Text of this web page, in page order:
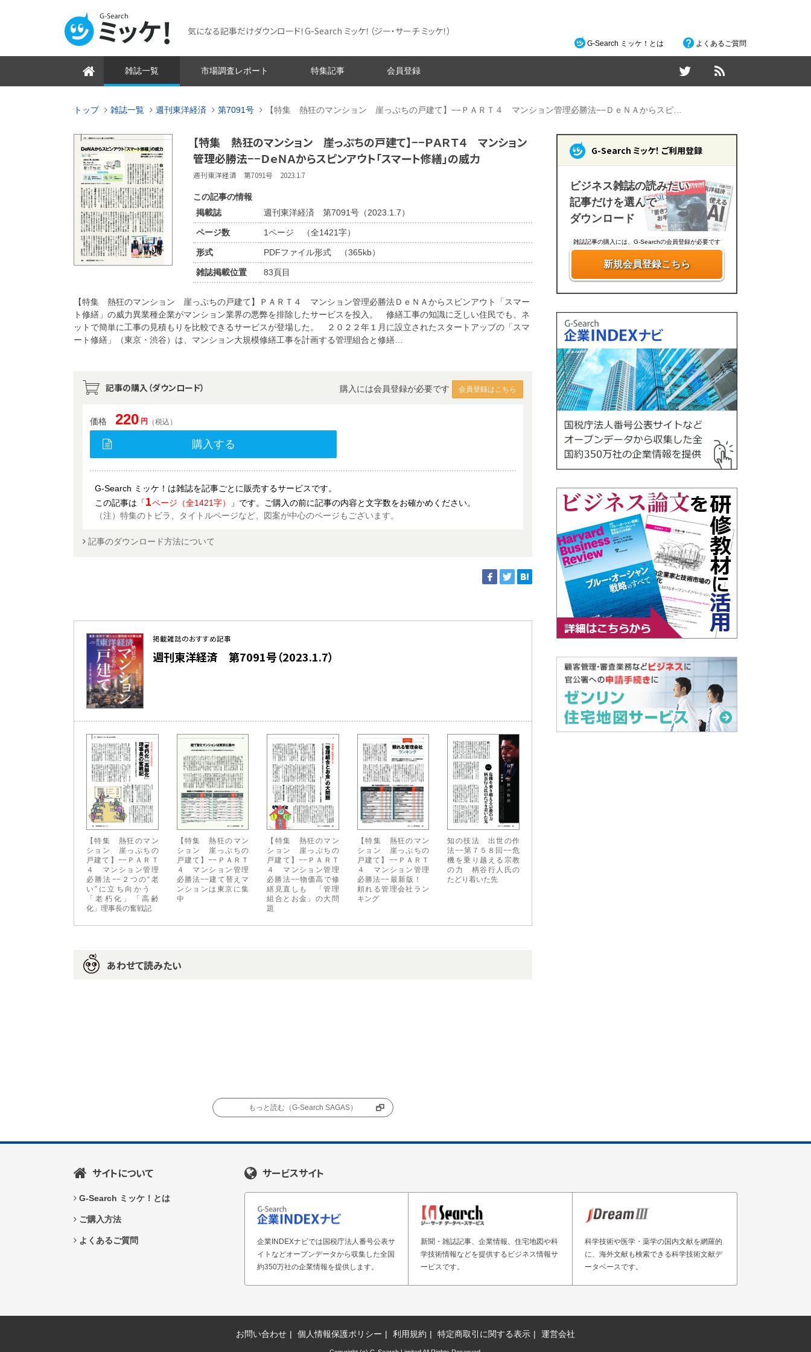
気になる記事だけダウンロード！G-Search ミッケ！ （ジー・サーチ ミッケ！）
G-Search ミッケ！とは よくあるご質問
雑誌一覧 市場調査レポート 特集記事 会員登録
トップ 雑誌一覧 週刊東洋経済 第7091号 【特集 熱狂のマンション 崖っぷちの戸建て】−−ＰＡＲＴ４ マンション管理必勝法−−ＤｅＮＡからスピ…
【特集 熱狂のマンション 崖っぷちの戸建て】−−ＰＡＲＴ４ マンション
管理必勝法−−ＤｅＮＡからスピンアウト「スマート修繕」の威力
週刊東洋経済 第7091号 2023.1.7
この記事の情報
掲載誌
週刊東洋経済 第7091号（2023.1.7）
ページ数 1ページ （全1421字）
形式 PDFファイル形式 （365kb）
雑誌掲載位置 83頁目
【特集 熱狂のマンション 崖っぷちの戸建て】ＰＡＲＴ４ マンション管理必勝法ＤｅＮＡからスピンアウト「スマー
ト修繕」の威力異業種企業がマンション業界の悪弊を排除したサービスを投入。 修繕工事の知識に乏しい住民でも、ネ
ットで簡単に工事の見積もりを比較できるサービスが登場した。 ２０２２年１月に設立されたスタートアップの「スマ
ート修繕」（東京・渋谷）は、マンション大規模修繕工事を計画する管理組合と修繕…
記事の購入（ダウンロード） 購入には会員登録が必要です 会員登録はこちら
価格 220 円 （税込）
購入する
G-Search ミッケ！は雑誌を記事ごとに販売するサービスです。
この記事は「1ページ（全1421字）
」です。ご購入の前に記事の内容と文字数をお確かめください。
（注）特集のトビラ、タイトルページなど、図案が中心のページもございます。
記事のダウンロード方法について
掲載雑誌のおすすめ記事
週刊東洋経済 第7091号（2023.1.7）
【特集 熱狂のマン
ション 崖っぷちの
戸建て】−−ＰＡＲＴ
４ マンション管理
必勝法−−２つの“老
い”に立ち向かう
「老朽化」「高齢
化」理事長の奮戦記
【特集 熱狂のマン
ション 崖っぷちの
戸建て】−−ＰＡＲＴ
４ マンション管理
必勝法−−建て替えマ
ンションは東京に集
中
【特集 熱狂のマン
ション 崖っぷちの
戸建て】−−ＰＡＲＴ
４ マンション管理
必勝法−−物価高で修
繕見直しも 「管理
組合とお金」の大問
題
【特集 熱狂のマン
ション 崖っぷちの
戸建て】−−ＰＡＲＴ
４ マンション管理
必勝法−−最新版！
頼れる管理会社ラン
キング
知の技法 出世の作
法−−第７５８回−−危
機を乗り越える宗教
の力 柄谷行人氏の
たどり着いた先
あわせて読みたい
もっと読む（G-Search SAGAS）
G-Search ミッケ！ ご利用登録
ビジネス雑誌の読みたい
記事だけを選んで
ダウンロード
雑誌記事の購入には、G-Searchの会員登録が必要です
新規会員登録こちら
サイトについて
G-Search ミッケ！とは
ご購入方法
よくあるご質問
サービスサイト
企業INDEXナビでは国税庁法人番号公表サ
イトなどオープンデータから収集した全国
約350万社の企業情報を提供します。
新聞・雑誌記事、企業情報、住宅地図や科
学技術情報などを提供するビジネス情報サ
ービスです。
科学技術や医学・薬学の国内文献を網羅的
に、海外文献も検索できる科学技術文献デ
ータベースです。
お問い合わせ 個人情報保護ポリシー 利用規約 特定商取引に関する表示 運営会社